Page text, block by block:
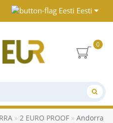
Eesti
0
2 EURO PROOF Andorra 2